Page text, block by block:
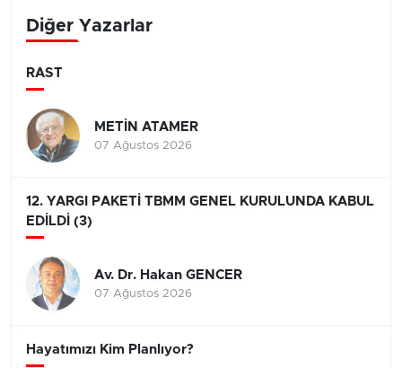
Diğer Yazarlar
RAST
METİN ATAMER
07 Ağustos 2026
12. YARGI PAKETİ TBMM GENEL KURULUNDA KABUL
EDİLDİ (3)
Av. Dr. Hakan GENCER
07 Ağustos 2026
Hayatımızı Kim Planlıyor?